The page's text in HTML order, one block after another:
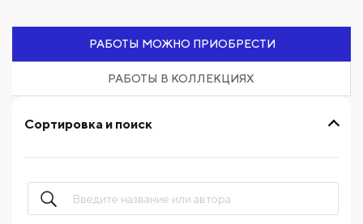
РАБОТЫ МОЖНО ПРИОБРЕСТИ
РАБОТЫ В КОЛЛЕКЦИЯХ
Сортировка и поиск